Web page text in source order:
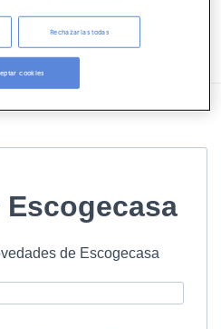
2022 con datos positivos. Sin
de 2023 se empieza ...
de Escogecasa
cookies
Rechazarlas todas